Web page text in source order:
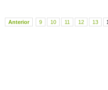
Anterior 9 10 11 12 13